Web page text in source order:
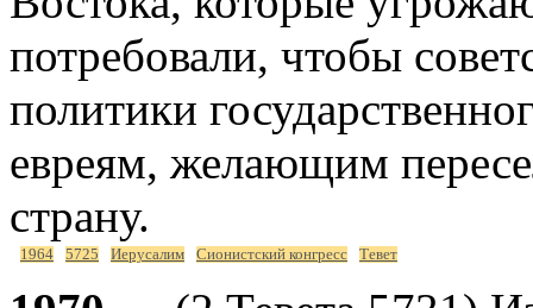
потребовали, чтобы
политики
евреям, желающим
страну.
1964 5725 Иерусалим Сионистский конгресс Тевет